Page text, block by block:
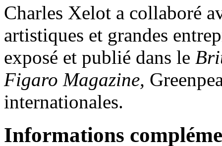
Charles Xelot a collaboré
artistiques et grandes
exposé et publié dans le
Figaro Magazine,
internationales.
Informations